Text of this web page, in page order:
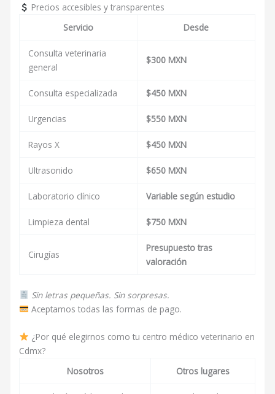
Precios accesibles y transparentes
Servicio
Desde
Consulta veterinaria
general
$300 MXN
Consulta especializada $450 MXN
Urgencias $550 MXN
Rayos X $450 MXN
Ultrasonido $650 MXN
Laboratorio clínico Variable según estudio
Limpieza dental $750 MXN
Cirugías
Presupuesto tras
valoración
Sin letras pequeñas. Sin sorpresas.
Aceptamos todas las formas de pago.
¿Por qué elegirnos como tu centro médico veterinario en
Cdmx?
Nosotros
Otros lugares